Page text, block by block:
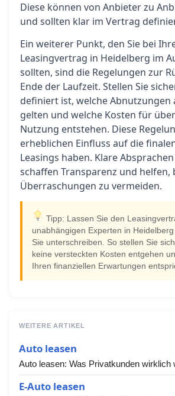
Diese können von Anbieter zu
und sollten klar im Vertrag
Ein weiterer Punkt, den Sie bei
Leasingvertrag in Heidelberg im
sollten, sind die Regelungen zur
Ende der Laufzeit. Stellen Sie
definiert ist, welche Abnutzungen
gelten und welche Kosten für
Nutzung entstehen. Diese
erheblichen Einfluss auf die
Leasings haben. Klare
schaffen Transparenz und helfen,
Überraschungen zu vermeiden.
Tipp: Lassen Sie den
unabhängigen Experten in
Sie unterschreiben. So stellen Sie
keine versteckten Kosten entgehen
Ihren finanziellen Erwartungen
WEITERE ARTIKEL
Auto leasen
Auto leasen: Was Privatkunden wirklich
E-Auto leasen